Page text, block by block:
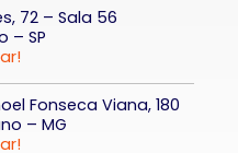
72 – Sala 56
– SP
Fonseca Viana, 180
– MG